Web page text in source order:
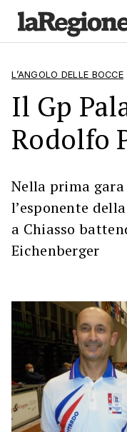
L’ANGOLO DELLE BOCCE
Il Gp
Rodolfo
Nella prima
l’esponente
a Chiasso
Eichenberger